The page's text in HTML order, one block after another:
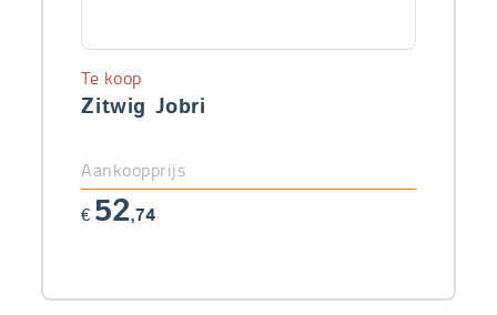
Zitwig Jobri
Te koop
Aankoopprijs
€ 52,74